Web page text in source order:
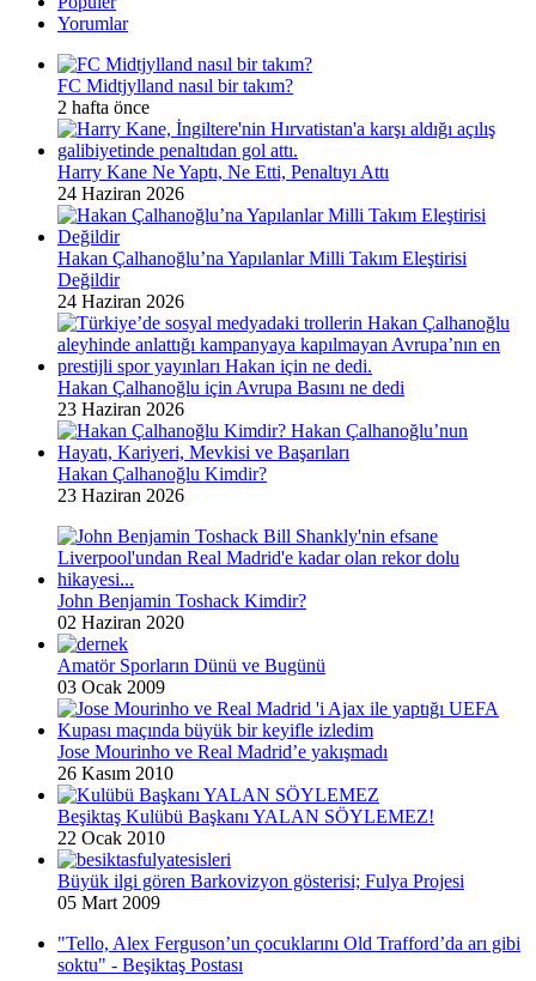
Yorumlar
FC Midtjylland nasıl bir takım?
2 hafta önce
Harry Kane Ne Yaptı, Ne Etti, Penaltıyı Attı
24 Haziran 2026
Hakan Çalhanoğlu’na Yapılanlar Milli Takım Eleştirisi
Değildir
24 Haziran 2026
Hakan Çalhanoğlu için Avrupa Basını ne dedi
23 Haziran 2026
Hakan Çalhanoğlu Kimdir?
23 Haziran 2026
John Benjamin Toshack Kimdir?
02 Haziran 2020
Amatör Sporların Dünü ve Bugünü
03 Ocak 2009
Jose Mourinho ve Real Madrid’e yakışmadı
26 Kasım 2010
Beşiktaş Kulübü Başkanı YALAN SÖYLEMEZ!
22 Ocak 2010
Büyük ilgi gören Barkovizyon gösterisi; Fulya Projesi
05 Mart 2009
"Tello, Alex Ferguson’un çocuklarını Old Trafford’da arı gibi
soktu" - Beşiktaş Postası